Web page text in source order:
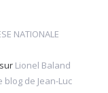
NATIONALE
sur Lionel Baland
blog de Jean-Luc